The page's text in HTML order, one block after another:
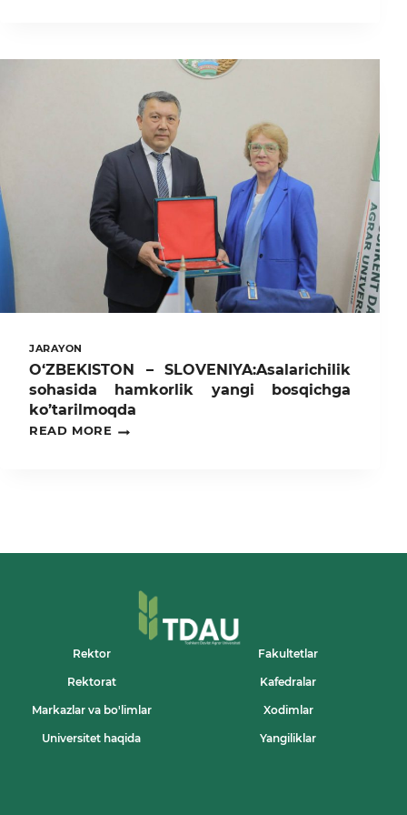
O‘QUV
JARAYON
O‘ZBEKISTON – SLOVENIYA:Asalarichilik
sohasida hamkorlik yangi bosqichga
ko’tarilmoqda
READ MORE
O‘ZBEKISTON
Rektor Fakultetlar
Rektorat Kafedralar
Markazlar va bo'limlar Xodimlar
Universitet haqida Yangiliklar